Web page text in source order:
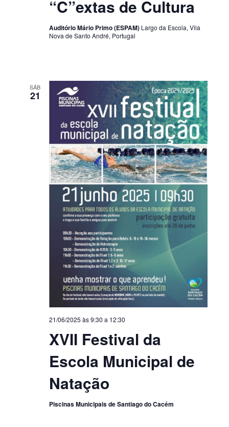
“C”extas de Cultura
Auditório Mário Primo (ESPAM) Largo da Escola, Vila
Nova de Santo André, Portugal
SÁB
21
XVII Festival da
Escola Municipal de
Natação
21/06/2025 às 9:30 a 12:30
Piscinas Municipais de Santiago do Cacém